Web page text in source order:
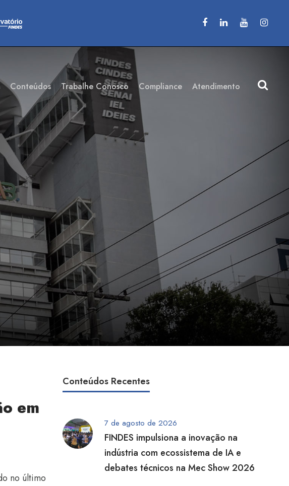
Conteúdos Trabalhe Conosco Compliance Atendimento
em
no último
Conteúdos Recentes
7 de agosto de 2026
FINDES impulsiona a inovação na
indústria com ecossistema de IA e
debates técnicos na Mec Show 2026